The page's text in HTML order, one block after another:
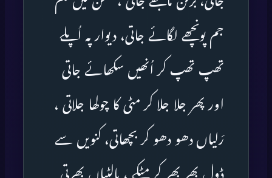
جم پونچھے لگائے جاتی، دیوار پہ اُپلے
تھپ تھپ کر اُنھیں سکھائے جاتی
اور پھر جلا جلا کر مٹی کا چولھا جلاتی ،
رَلیاں دھو دھو کر بچھاتی، کنویں سے
ڈول بھر بھر کر مٹکے ، بالٹیاں بھرتی